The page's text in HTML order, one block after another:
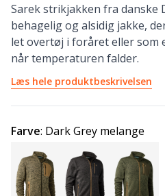
Sarek strikjakken fra danske
behagelig og alsidig jakke,
let overtøj i foråret eller som
når temperaturen falder.
Læs hele produktbeskrivelsen
Farve: Dark Grey melange